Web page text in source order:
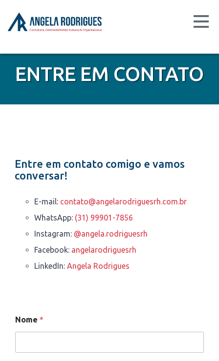
ENTRE EM CONTATO
Entre em contato comigo e vamos
conversar!
E-mail: contato@angelarodriguesrh.com.br
WhatsApp: (31) 99901-7856
Instagram: @angela.rodriguesrh
Facebook: angelarodriguesrh
LinkedIn: Angela Rodrigues
W
h
Nome *